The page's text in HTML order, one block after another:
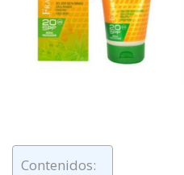
Contenidos: